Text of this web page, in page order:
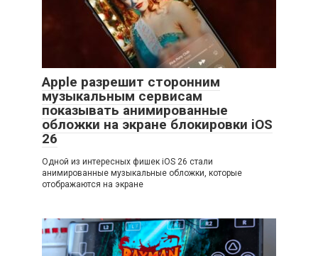
Apple разрешит сторонним
музыкальным сервисам
показывать анимированные
обложки на экране блокировки iOS
26
Одной из интересных фишек iOS 26 стали
анимированные музыкальные обложки, которые
отображаются на экране